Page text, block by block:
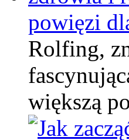
powięzi
Rolfing,
większą